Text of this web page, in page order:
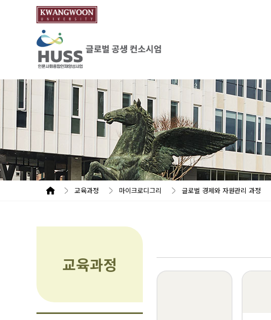
교육과정 마이크로디그리 글로벌 경제와 자원관리 과정
교육과정